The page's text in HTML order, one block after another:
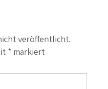
veröffentlicht.
* markiert